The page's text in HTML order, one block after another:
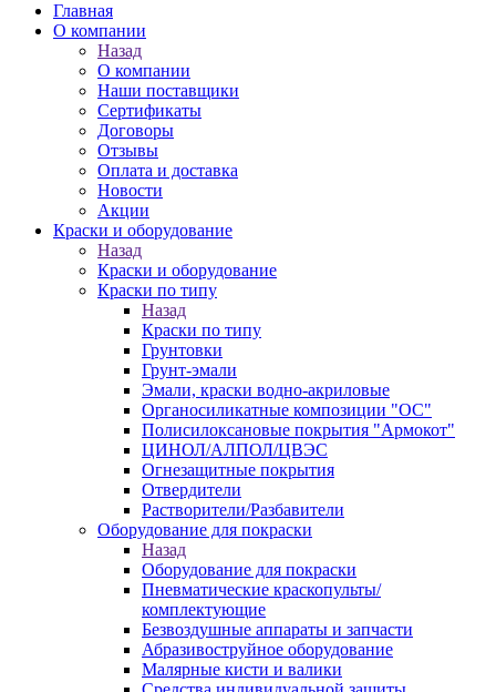
Главная
О компании
Назад
О компании
Наши поставщики
Сертификаты
Договоры
Отзывы
Оплата и доставка
Новости
Акции
Краски и оборудование
Назад
Краски и оборудование
Краски по типу
Назад
Краски по типу
Грунтовки
Грунт-эмали
Эмали, краски водно-акриловые
Органосиликатные композиции "ОС"
Полисилоксановые покрытия "Армокот"
ЦИНОЛ/АЛПОЛ/ЦВЭС
Огнезащитные покрытия
Отвердители
Растворители/Разбавители
Оборудование для покраски
Назад
Оборудование для покраски
Пневматические краскопульты/
комплектующие
Безвоздушные аппараты и запчасти
Абразивоструйное оборудование
Малярные кисти и валики